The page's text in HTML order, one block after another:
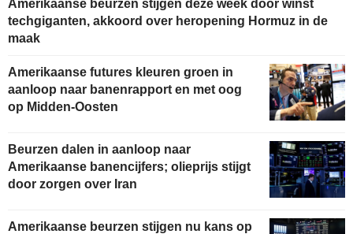
Amerikaanse beurzen stijgen deze week door winst
techgiganten, akkoord over heropening Hormuz in de
maak
Amerikaanse futures kleuren groen in
aanloop naar banenrapport en met oog
op Midden-Oosten
Beurzen dalen in aanloop naar
Amerikaanse banencijfers; olieprijs stijgt
door zorgen over Iran
Amerikaanse beurzen stijgen nu kans op